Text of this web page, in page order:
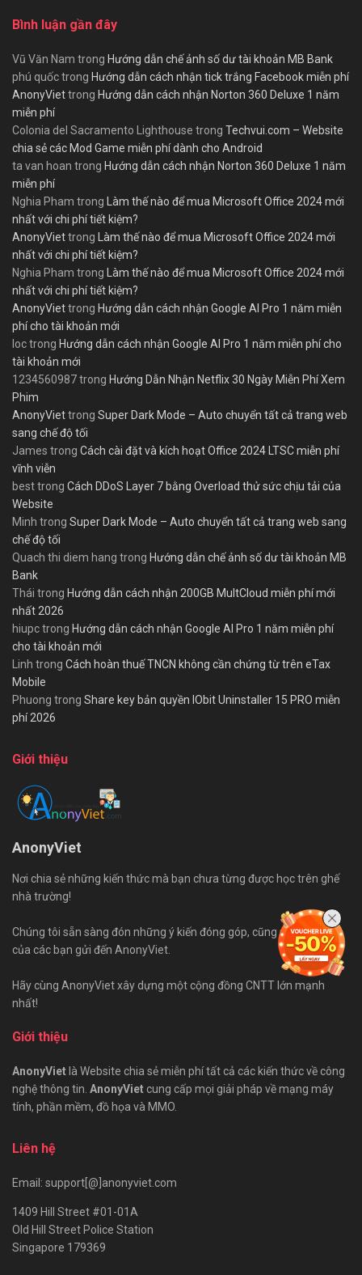
Bình luận gần đây
Vũ Văn Nam trong Hướng dẫn chế ảnh số dư tài khoản MB Bank
phú quốctrong Hướng dẫn cách nhận tick trắng Facebook miễn phí
AnonyViettrong Hướng dẫn cách nhận Norton 360 Deluxe 1 năm
miễn phí
Colonia del Sacramento Lighthouse trong Techvui.com – Website
chia sẻ các Mod Game miễn phí dành cho Android
ta van hoan trong Hướng dẫn cách nhận Norton 360 Deluxe 1 năm
miễn phí
Nghia Pham trong Làm thế nào để mua Microsoft Office 2024 mới
nhất với chi phí tiết kiệm?
AnonyViettrong Làm thế nào để mua Microsoft Office 2024 mới
nhất với chi phí tiết kiệm?
Nghia Pham trong Làm thế nào để mua Microsoft Office 2024 mới
nhất với chi phí tiết kiệm?
AnonyViettrong Hướng dẫn cách nhận Google AI Pro 1 năm miễn
phí cho tài khoản mới
loctrong Hướng dẫn cách nhận Google AI Pro 1 năm miễn phí cho
tài khoản mới
1234560987trong Hướng Dẫn Nhận Netflix 30 Ngày Miễn Phí Xem
Phim
AnonyViettrong Super Dark Mode – Auto chuyển tất cả trang web
sang chế độ tối
James trong Cách cài đặt và kích hoạt Office 2024 LTSC miễn phí
vĩnh viễn
besttrong Cách DDoS Layer 7 bằng Overload thử sức chịu tải của
Website
Minh trong Super Dark Mode – Auto chuyển tất cả trang web sang
chế độ tối
Quach thi diem hang trong Hướng dẫn chế ảnh số dư tài khoản MB
Bank
Thái trong Hướng dẫn cách nhận 200GB MultCloud miễn phí mới
nhất 2026
hiupctrong Hướng dẫn cách nhận Google AI Pro 1 năm miễn phí
cho tài khoản mới
Linh trong Cách hoàn thuế TNCN không cần chứng từ trên eTax
Mobile
Phuong trong Share key bản quyền IObit Uninstaller 15 PRO miễn
phí 2026
Giới thiệu
AnonyViet
Nơi chia sẻ những kiến thức mà bạn chưa từng được học trên ghế
nhà trường!
Chúng tôi sẵn sàng đón những ý kiến đóng góp, cũng như bài viết
của các bạn gửi đến AnonyViet.
Hãy cùng AnonyViet xây dựng một cộng đồng CNTT lớn mạnh
nhất!
Giới thiệu
AnonyVietlà Website chia sẻ miễn phí tất cả các kiến thức về công
nghệ thông tin. AnonyViet cung cấp mọi giải pháp về mạng máy
tính, phần mềm, đồ họa và MMO.
Liên hệ
Email: support[@]anonyviet.com
1409 Hill Street #01-01A
Old Hill Street Police Station
Singapore 179369